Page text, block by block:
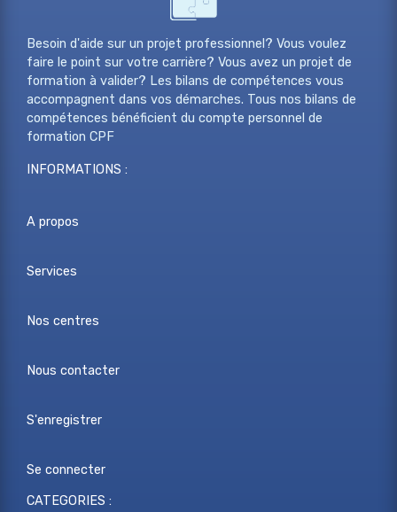
Besoin d'aide sur un projet professionnel? Vous voulez
faire le point sur votre carrière? Vous avez un projet de
formation à valider? Les bilans de compétences vous
accompagnent dans vos démarches. Tous nos bilans de
compétences bénéficient du compte personnel de
formation CPF
INFORMATIONS :
A propos
Services
Nos centres
Nous contacter
S'enregistrer
Se connecter
CATEGORIES :